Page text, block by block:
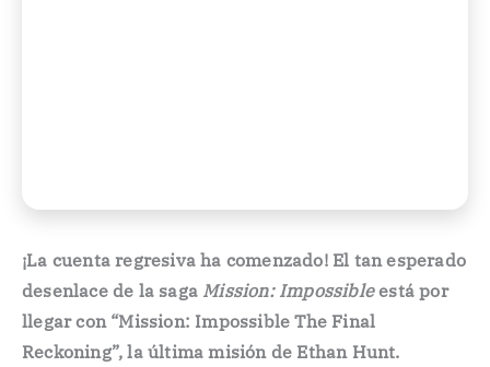
¡La cuenta regresiva ha comenzado! El tan esperado
desenlace de la saga Mission: Impossibleestá por
llegar con “Mission: Impossible The Final
Reckoning”, la última misión de Ethan Hunt.